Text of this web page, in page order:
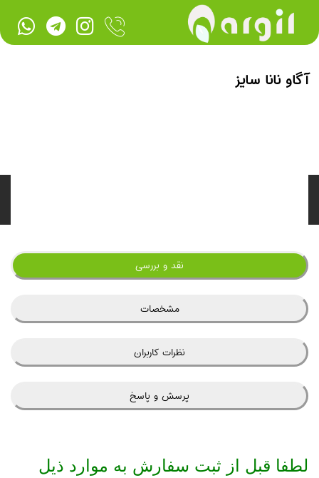
آگاو نانا سایز
نقد و بررسی
مشخصات
نظرات کاربران
پرسش و پاسخ
لطفا قبل از ثبت سفارش به موارد ذیل